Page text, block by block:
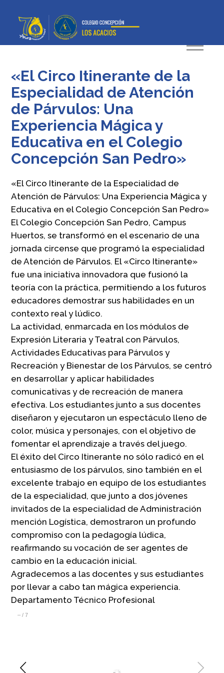
«El Circo Itinerante de la
Especialidad de Atención
de Párvulos: Una
Experiencia Mágica y
Educativa en el Colegio
Concepción San Pedro»
«El Circo Itinerante de la Especialidad de
Atención de Párvulos: Una Experiencia Mágica y
Educativa en el Colegio Concepción San Pedro»
El Colegio Concepción San Pedro, Campus
Huertos, se transformó en el escenario de una
jornada circense que programó la especialidad
de Atención de Párvulos. El «Circo Itinerante»
fue una iniciativa innovadora que fusionó la
teoría con la práctica, permitiendo a los futuros
educadores demostrar sus habilidades en un
contexto real y lúdico.
La actividad, enmarcada en los módulos de
Expresión Literaria y Teatral con Párvulos,
Actividades Educativas para Párvulos y
Recreación y Bienestar de los Párvulos, se centró
en desarrollar y aplicar habilidades
comunicativas y de recreación de manera
efectiva. Los estudiantes junto a sus docentes
diseñaron y ejecutaron un espectáculo lleno de
color, música y personajes, con el objetivo de
fomentar el aprendizaje a través del juego.
El éxito del Circo Itinerante no sólo radicó en el
entusiasmo de los párvulos, sino también en el
excelente trabajo en equipo de los estudiantes
de la especialidad, que junto a dos jóvenes
invitados de la especialidad de Administración
mención Logística, demostraron un profundo
compromiso con la pedagogía lúdica,
reafirmando su vocación de ser agentes de
cambio en la educación inicial.
Agradecemos a las docentes y sus estudiantes
por llevar a cabo tan mágica experiencia.
Departamento Técnico Profesional
– /7